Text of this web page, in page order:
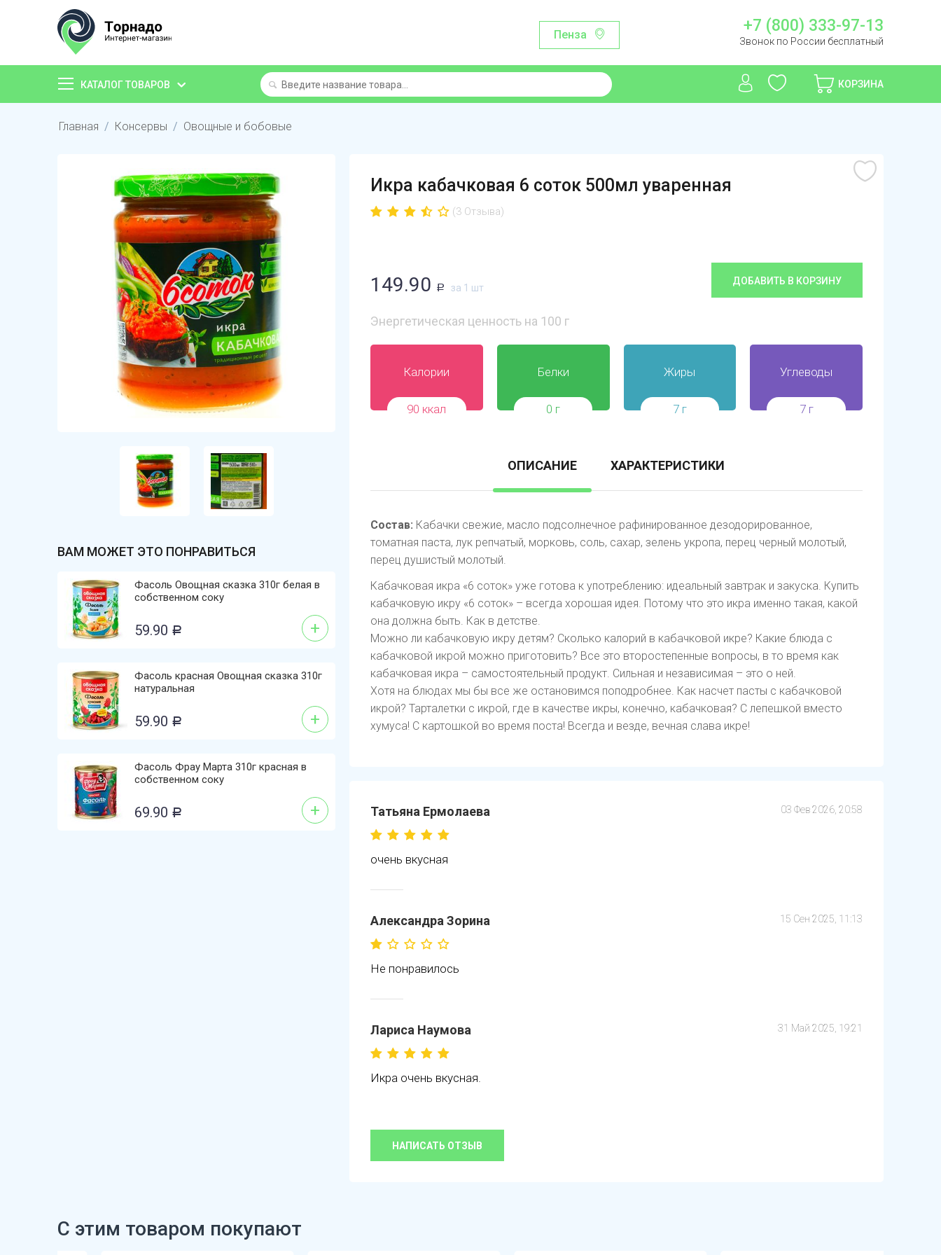
Пенза +7 (800) 333-97-13
Звонок по России бесплатный
КАТАЛОГ ТОВАРОВ КОРЗИНА
Главная / Консервы / Овощные и бобовые
ВАМ МОЖЕТ ЭТО ПОНРАВИТЬСЯ
Фасоль Овощная сказка 310г белая в
собственном соку
59.90 Р +
Фасоль красная Овощная сказка 310г
натуральная
59.90 Р +
Фасоль Фрау Марта 310г красная в
собственном соку
69.90 Р +
Икра кабачковая 6 соток 500мл уваренная
(3 Отзыва)
149.90 Р за 1 шт
ДОБАВИТЬ В КОРЗИНУ
Энергетическая ценность на 100 г
Калории
90 ккал
Белки
0 г
Жиры
7 г
Углеводы
7 г
ОПИСАНИЕ ХАРАКТЕРИСТИКИ
Состав: Кабачки свежие, масло подсолнечное рафинированное дезодорированное,
томатная паста, лук репчатый, морковь, соль, сахар, зелень укропа, перец черный молотый,
перец душистый молотый.
Кабачковая икра «6 соток» уже готова к употреблению: идеальный завтрак и закуска. Купить
кабачковую икру «6 соток» – всегда хорошая идея. Потому что это икра именно такая, какой
она должна быть. Как в детстве.
Можно ли кабачковую икру детям? Сколько калорий в кабачковой икре? Какие блюда с
кабачковой икрой можно приготовить? Все это второстепенные вопросы, в то время как
кабачковая икра – самостоятельный продукт. Сильная и независимая – это о ней.
Хотя на блюдах мы бы все же остановимся поподробнее. Как насчет пасты с кабачковой
икрой? Тарталетки с икрой, где в качестве икры, конечно, кабачковая? С лепешкой вместо
хумуса! С картошкой во время поста! Всегда и везде, вечная слава икре!
Татьяна Ермолаева 03 Фев 2026, 20:58
очень вкусная
Александра Зорина 15 Сен 2025, 11:13
Не понравилось
Лариса Наумова 31 Май 2025, 19:21
Икра очень вкусная.
НАПИСАТЬ ОТЗЫВ
С этим товаром покупают